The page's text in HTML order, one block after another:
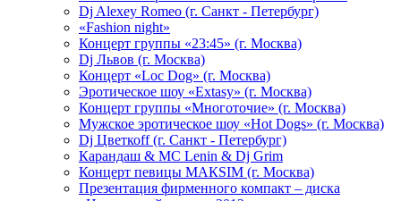
Dj Alexey Romeo (г. Санкт - Петербург)
«Fashion night»
Концерт группы «23:45» (г. Москва)
Dj Львов (г. Москва)
Концерт «Loc Dog» (г. Москва)
Эротическое шоу «Extasy» (г. Москва)
Концерт группы «Многоточие» (г. Москва)
Мужское эротическое шоу «Hot Dogs» (г. Москва)
Dj Цветкоff (г. Санкт - Петербург)
Карандаш & МС Lenin & Dj Grim
Концерт певицы МАКSIМ (г. Москва)
Презентация фирменного компакт – диска